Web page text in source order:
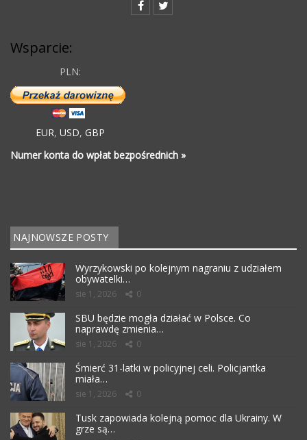
Wsparcie:
PLN:
EUR, USD, GBP
Numer konta do wpłat bezpośrednich »
NAJNOWSZE POSTY
Wyrzykowski po kolejnym nagraniu z udziałem
obywatelki…
sie 1, 2026 0
SBU będzie mogła działać w Polsce. Co
naprawdę zmienia…
sie 1, 2026 0
Śmierć 31-latki w policyjnej celi. Policjantka
miała…
sie 1, 2026 0
Tusk zapowiada kolejną pomoc dla Ukrainy. W
grze są…